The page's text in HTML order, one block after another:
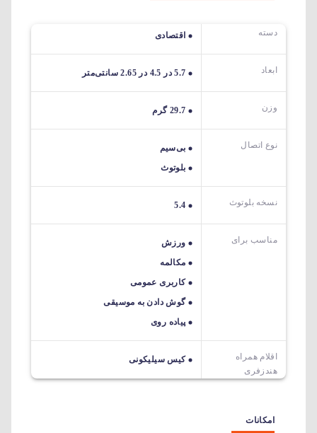
دسته اقتصادی
ابعاد 5.7 در 4.5 در 2.65 سانتی‌متر
وزن 29.7 گرم
نوع اتصال
بی‌سیم
بلوتوث
نسخه بلوتوث 5.4
مناسب برای
ورزش
مکالمه
کاربری عمومی
گوش دادن به موسیقی
پیاده روی
اقلام همراه
هندزفری
کیس سیلیکونی
امکانات